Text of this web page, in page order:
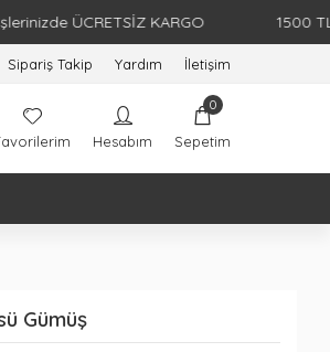
ÜCRETSİZ KARGO 1500 TL ve
Sipariş Takip Yardım İletişim
Hesabım
0
Sepetim
Gümüş